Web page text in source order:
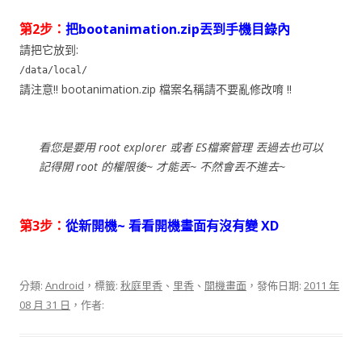
第2步： 把bootanimation.zip丟到手機目錄內
請把它放到:
/data/local/
請注意!! bootanimation.zip 檔案名稱請不要亂修改唷 !!
看您是要用 root explorer 或者 ES檔案管理 丟過去也可以
記得開 root 的權限後~ 才能丟~ 不然會丟不進去~
第3步： 從新開機~ 看看開機畫面有沒有變 XD
分類: Android ，標籤: 秋庭里香 、 里香 、 開機畫面 ，發佈日期: 2011 年
08 月 31 日 ，作者: